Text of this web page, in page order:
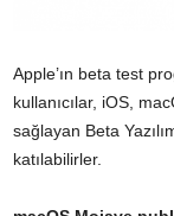
Apple’ın beta test
kullanıcılar, iOS,
sağlayan Beta
katılabilirler.